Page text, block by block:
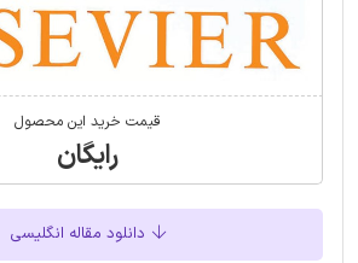
قیمت خرید این محصول
رایگان
دانلود مقاله انگلیسی